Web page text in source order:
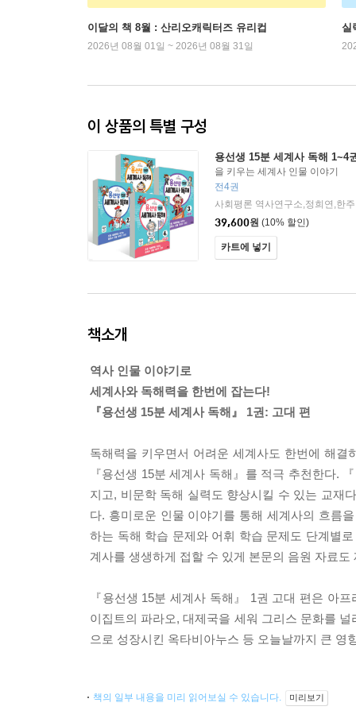
이달의 책 8월 : 산리오캐릭터즈 유리컵
2026년 08월 01일 ~ 2026년 08월 31일
실
이 상품의 특별 구성
용선생 15분 세계사 독해 1~4
을 키우는 세계사 인물 이야기
전4권
39,600원 (10% 할인)
카트에 넣기
책소개
역사 인물 이야기로
세계사와 독해력을 한번에 잡는다!
『용선생 15분 세계사 독해』 1권: 고대 편
독해력을 키우면서 어려운 세계사도 한번에 해
『용선생 15분 세계사 독해』를 적극 추천한다.
지고, 비문학 독해 실력도 향상시킬 수 있는 교재
다. 흥미로운 인물 이야기를 통해 세계사의 흐름
하는 독해 학습 문제와 어휘 학습 문제도 단계별
계사를 생생하게 접할 수 있게 본문의 음원 자료도
『용선생 15분 세계사 독해』 1권 고대 편은 아
이집트의 파라오, 대제국을 세워 그리스 문화를
으로 성장시킨 옥타비아누스 등 오늘날까지 큰
책의 일부 내용을 미리 읽어보실 수 있습니다. 미리보기